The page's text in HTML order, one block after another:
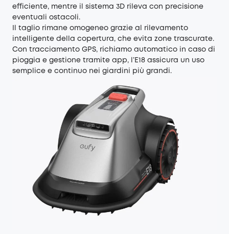
efficiente, mentre il sistema 3D rileva con precisione
eventuali ostacoli.
Il taglio rimane omogeneo grazie al rilevamento
intelligente della copertura, che evita zone trascurate.
Con tracciamento GPS, richiamo automatico in caso di
pioggia e gestione tramite app, l’E18 assicura un uso
semplice e continuo nei giardini più grandi.